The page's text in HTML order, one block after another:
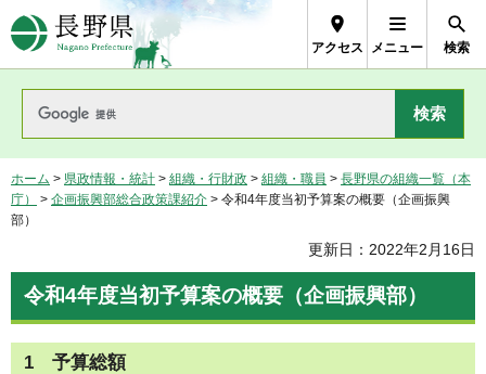
長野県Nagano Prefecture
アクセス メニュー 検索
ホーム > 県政情報・統計 > 組織・行財政 > 組織・職員 > 長野県の組織一覧（本
庁）
> 企画振興部総合政策課紹介 > 令和4年度当初予算案の概要（企画振興
部）
更新日：2022年2月16日
令和4年度当初予算案の概要（企画振興部）
1 予算総額